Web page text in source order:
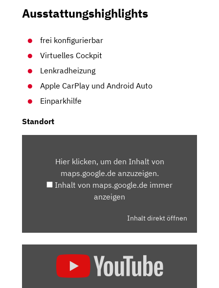
Ausstattungshighlights
frei konfigurierbar
Virtuelles Cockpit
Lenkradheizung
Apple CarPlay und Android Auto
Einparkhilfe
Standort
MAPS.GOOGLE.DEHier klicken, um den Inhalt von
maps.google.de anzuzeigen.
Inhalt von maps.google.de immer
anzeigen
Inhalt direkt öffnen